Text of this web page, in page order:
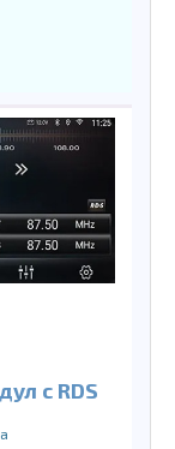
с RDS